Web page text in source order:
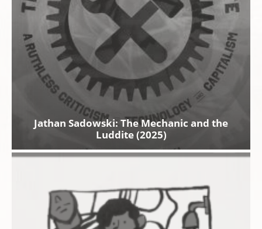
Jathan Sadowski: The Mechanic and the
Luddite (2025)